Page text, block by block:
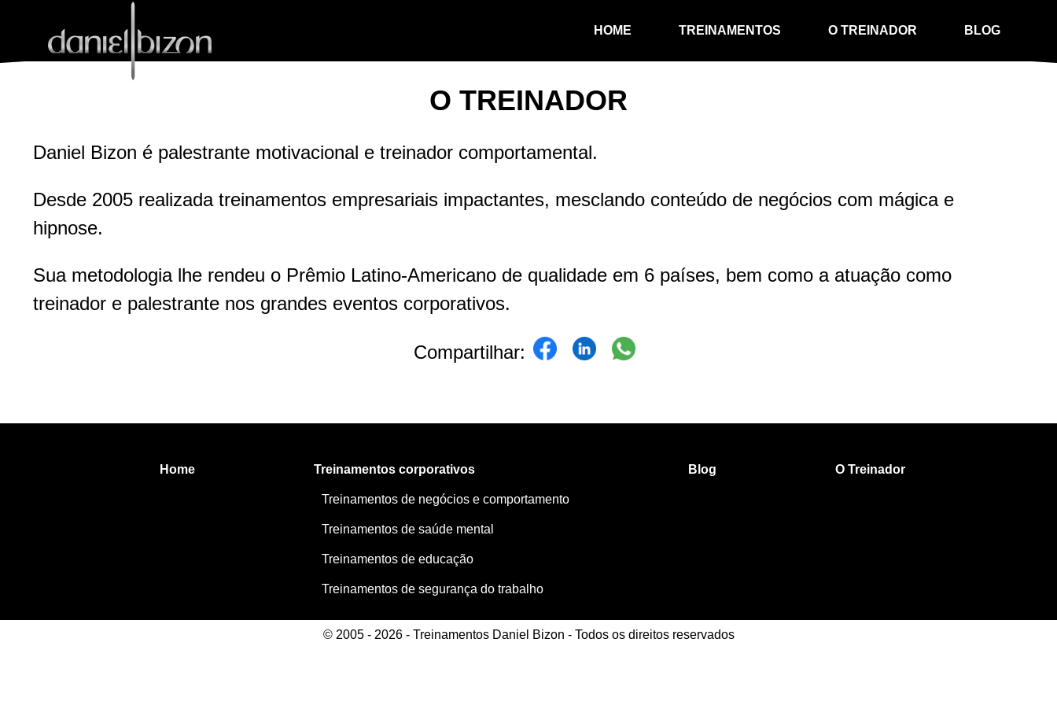
HOME
TREINAMENTOS
Treinamentos de
O TREINADOR BLOG
O TREINADOR
Daniel Bizon é palestrante motivacional e treinador comportamental.
Desde 2005 realizada treinamentos empresariais impactantes, mesclando conteúdo de negócios com mágica e
hipnose.
Sua metodologia lhe rendeu o Prêmio Latino-Americano de qualidade em 6 países, bem como a atuação como
treinador e palestrante nos grandes eventos corporativos.
Compartilhar:
Home Treinamentos corporativos
Treinamentos de negócios e comportamento
Treinamentos de saúde mental
Treinamentos de educação
Treinamentos de segurança do trabalho
Blog O Treinador
© 2005 - 2026 - Treinamentos Daniel Bizon - Todos os direitos reservados